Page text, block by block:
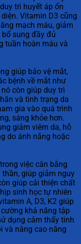
trì huyết áp ổn
Vitamin D3 cũng
mạch máu, giảm
sung đầy đủ
tuần hoàn máu và
giúp bảo vệ mắt,
bệnh về mắt như
còn giúp duy trì
và tình trạng da
gia vào quá trình
sáng khỏe hơn.
giảm viêm da, hỗ
do ánh nắng hoặc
việc cân bằng
giúp giảm nguy
giúp cải thiện chất
sinh học tự nhiên
A, D3, K2 giúp
khả năng tập
dụng cảm thấy tinh
và nâng cao năng